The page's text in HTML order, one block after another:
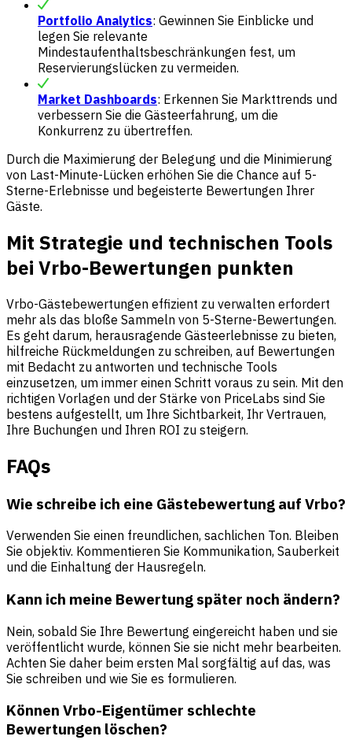
Portfolio Analytics: Gewinnen Sie Einblicke und
legen Sie relevante
Mindestaufenthaltsbeschränkungen fest, um
Reservierungslücken zu vermeiden.
Market Dashboards: Erkennen Sie Markttrends und
verbessern Sie die Gästeerfahrung, um die
Konkurrenz zu übertreffen.
Durch die Maximierung der Belegung und die Minimierung
von Last-Minute-Lücken erhöhen Sie die Chance auf 5-
Sterne-Erlebnisse und begeisterte Bewertungen Ihrer
Gäste.
Mit Strategie und technischen Tools
bei Vrbo-Bewertungen punkten
Vrbo-Gästebewertungen effizient zu verwalten erfordert
mehr als das bloße Sammeln von 5-Sterne-Bewertungen.
Es geht darum, herausragende Gästeerlebnisse zu bieten,
hilfreiche Rückmeldungen zu schreiben, auf Bewertungen
mit Bedacht zu antworten und technische Tools
einzusetzen, um immer einen Schritt voraus zu sein. Mit den
richtigen Vorlagen und der Stärke von PriceLabs sind Sie
bestens aufgestellt, um Ihre Sichtbarkeit, Ihr Vertrauen,
Ihre Buchungen und Ihren ROI zu steigern.
FAQs
Wie schreibe ich eine Gästebewertung auf Vrbo?
Verwenden Sie einen freundlichen, sachlichen Ton. Bleiben
Sie objektiv. Kommentieren Sie Kommunikation, Sauberkeit
und die Einhaltung der Hausregeln.
Kann ich meine Bewertung später noch ändern?
Nein, sobald Sie Ihre Bewertung eingereicht haben und sie
veröffentlicht wurde, können Sie sie nicht mehr bearbeiten.
Achten Sie daher beim ersten Mal sorgfältig auf das, was
Sie schreiben und wie Sie es formulieren.
Können Vrbo-Eigentümer schlechte
Bewertungen löschen?